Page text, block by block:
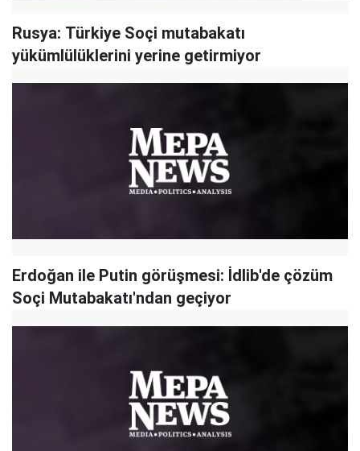
Rusya: Türkiye Soçi mutabakatı
yükümlülüklerini yerine getirmiyor
Erdoğan ile Putin görüşmesi: İdlib'de çözüm
Soçi Mutabakatı'ndan geçiyor